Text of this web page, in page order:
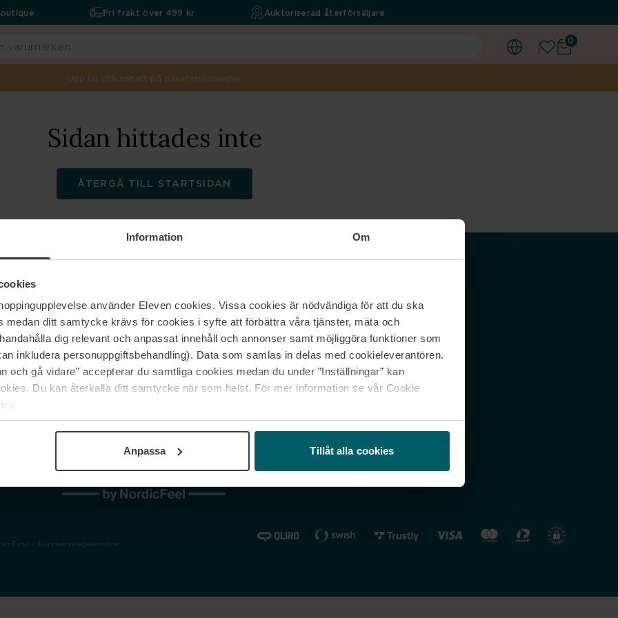
Information Om
använder Eleven cookies. Vissa cookies är nödvändiga för att du ska
medan ditt samtycke krävs för cookies i syfte att förbättra våra tjänster, mäta och
dig relevant och anpassat innehåll och annonser samt möjliggöra funktioner som
inkludera personuppgiftsbehandling). Data som samlas in delas med cookieleverantören.
och gå vidare” accepterar du samtliga cookies medan du under ”Inställningar” kan
Du kan återkalla ditt samtycke när som helst. För mer information se vår Cookie
Anpassa Tillåt alla cookies
0
Fri frakt över 499 kr Auktoriserad återförsäljare
Upp till 25% rabatt på paketerbjudanden
Sidan hittades inte
ÅTERGÅ TILL STARTSIDAN
Om oss
Jobba hos oss
Våra varumärken
Kontakta oss
Vanliga frågor & svar
Spåra min beställning
reklamationer
Nordicfeel SE
Nordicfeel FI
Nordicfeel NO
Email: kundservice@eleven.se